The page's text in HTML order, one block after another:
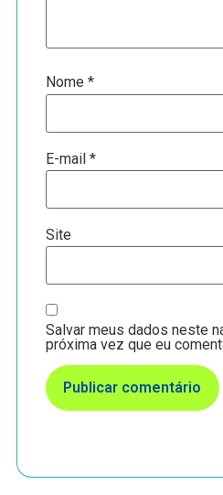
Nome*
E-mail*
Site
Salvar meus dados neste
próxima vez que eu